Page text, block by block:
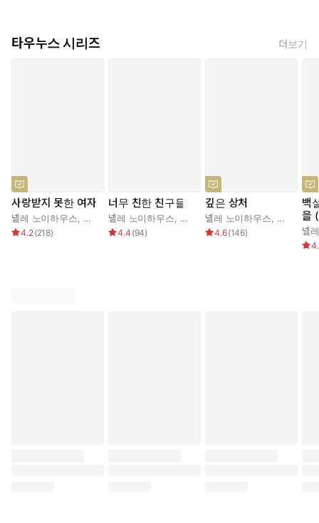
타우누스 시리즈 더보기
사랑받지 못한 여자
넬레 노이하우스, 김진아
4.2(218)
너무 친한 친구들
넬레 노이하우스, 김진아
4.4 (94)
깊은 상처
넬레 노이하우스, 김진아
4.6(146)
백
을
넬